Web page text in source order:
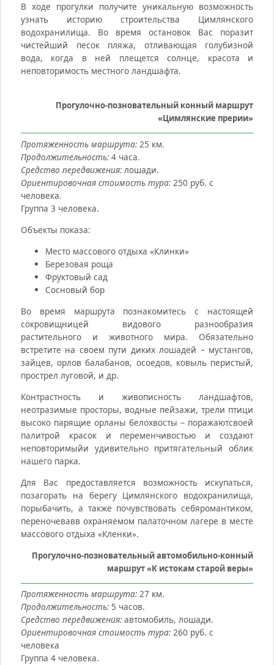
В ходе прогулки получите уникальную возможность
узнать историю строительства Цимлянского
водохранилища. Во время остановок Вас поразит
чистейший песок пляжа, отливающая голубизной
вода, когда в ней плещется солнце, красота и
неповторимость местного ландшафта.
Прогулочно-позновательный конный маршрут
«Цимлянские прерии»
Протяженность маршрута: 25 км.
Продолжительность: 4 часа.
Средство передвижения: лошади.
Ориентировочная стоимость тура: 250 руб. с
человека.
Группа 3 человека.
Объекты показа:
Место массового отдыха «Клинки»
Березовая роща
Фруктовый сад
Сосновый бор
Во время маршрута познакомитесь с настоящей
сокровищницей видового разнообразия
растительного и животного мира. Обязательно
встретите на своем пути диких лошадей – мустангов,
зайцев, орлов балабанов, осоедов, ковыль перистый,
прострел луговой, и др.
Контрастность и живописность ландшафтов,
неотразимые просторы, водные пейзажи, трели птици
высоко парящие орланы белохвосты – поражаютсвоей
палитрой красок и переменчивостью и создают
неповторимыйи удивительно притягательный облик
нашего парка.
Для Вас предоставляется возможность искупаться,
позагорать на берегу Цимлянского водохранилища,
порыбачить, а также почувствовать себяромантиком,
переночевавв охраняемом палаточном лагере в месте
массового отдыха «Кленки».
Прогулочно-позновательный автомобильно-конный
маршрут «К истокам старой веры»
Протяженность маршрута: 27 км.
Продолжительность: 5 часов.
Средство передвижения: автомобиль, лошади.
Ориентировочная стоимость тура: 260 руб. с
человека
Группа 4 человека.